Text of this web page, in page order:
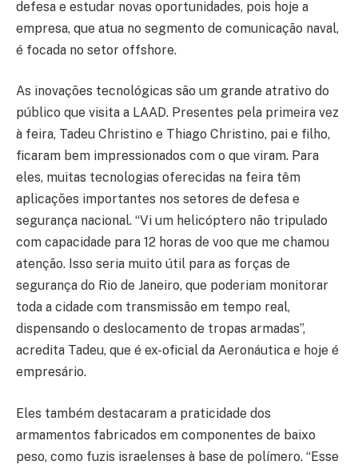
defesa e estudar novas oportunidades, pois hoje a
empresa, que atua no segmento de comunicação naval,
é focada no setor offshore.
As inovações tecnológicas são um grande atrativo do
público que visita a LAAD. Presentes pela primeira vez
à feira, Tadeu Christino e Thiago Christino, pai e filho,
ficaram bem impressionados com o que viram. Para
eles, muitas tecnologias oferecidas na feira têm
aplicações importantes nos setores de defesa e
segurança nacional. “Vi um helicóptero não tripulado
com capacidade para 12 horas de voo que me chamou
atenção. Isso seria muito útil para as forças de
segurança do Rio de Janeiro, que poderiam monitorar
toda a cidade com transmissão em tempo real,
dispensando o deslocamento de tropas armadas”,
acredita Tadeu, que é ex-oficial da Aeronáutica e hoje é
empresário.
Eles também destacaram a praticidade dos
armamentos fabricados em componentes de baixo
peso, como fuzis israelenses à base de polímero. “Esse